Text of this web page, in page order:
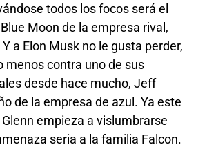
todos los focos será el
Moon de la empresa rival,
a Elon Musk no le gusta perder,
menos contra uno de sus
desde hace mucho, Jeff
de la empresa de azul. Ya este
empieza a vislumbrarse
seria a la familia Falcon.